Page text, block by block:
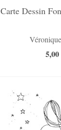
Carte Dessin